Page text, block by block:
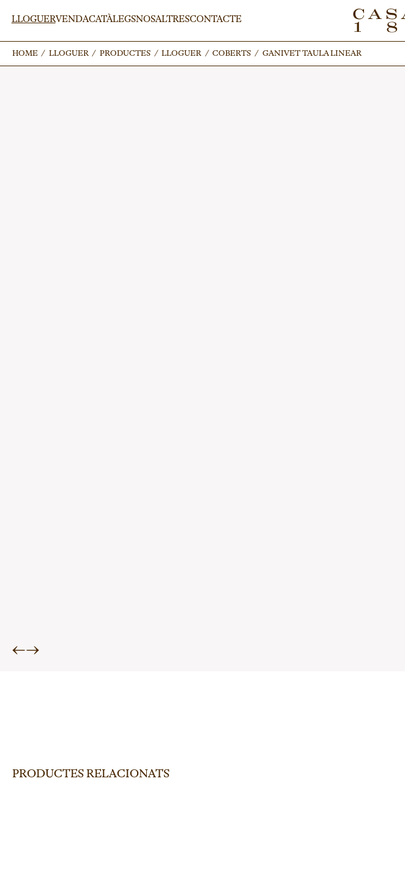
LLOGUERVENDACATÀLEGSNOSALTRESCONTACTE
HOME / LLOGUER / PRODUCTES / LLOGUER / COBERTS / GANIVET TAULA LINEAR
HOME / LLOGUER / PRODUCTES / LLOGUER / COBERTS / GANIVET TAULA LINEAR
←→
PRODUCTES RELACIONATS